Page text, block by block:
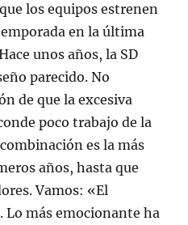
los equipos estrenen
en la última
unos años, la SD
parecido. No
de que la excesiva
poco trabajo de la
es la más
años, hasta que
Vamos: «El
Lo más emocionante ha